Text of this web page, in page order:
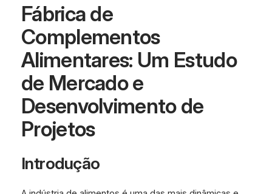
Fábrica de
Complementos
Alimentares: Um Estudo
de Mercado e
Desenvolvimento de
Projetos
Introdução